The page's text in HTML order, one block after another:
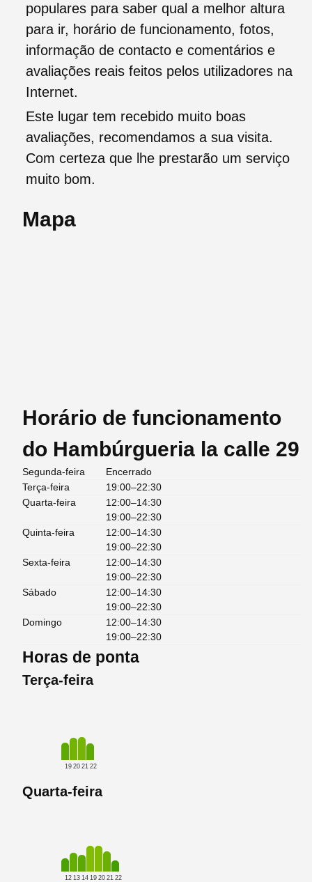
populares para saber qual a melhor altura
para ir, horário de funcionamento, fotos,
informação de contacto e comentários e
avaliações reais feitos pelos utilizadores na
Internet.
Este lugar tem recebido muito boas
avaliações, recomendamos a sua visita.
Com certeza que lhe prestarão um serviço
muito bom.
Mapa
Horário de funcionamento
do Hambúrgueria la calle 29
Segunda-feira
Encerrado
Terça-feira
19:00–22:30
Quarta-feira
12:00–14:30
19:00–22:30
Quinta-feira
12:00–14:30
19:00–22:30
Sexta-feira
12:00–14:30
19:00–22:30
Sábado
12:00–14:30
19:00–22:30
Domingo
12:00–14:30
19:00–22:30
Horas de ponta
Terça-feira
19 20 21 22
Quarta-feira
12 13 14 19 20 21 22